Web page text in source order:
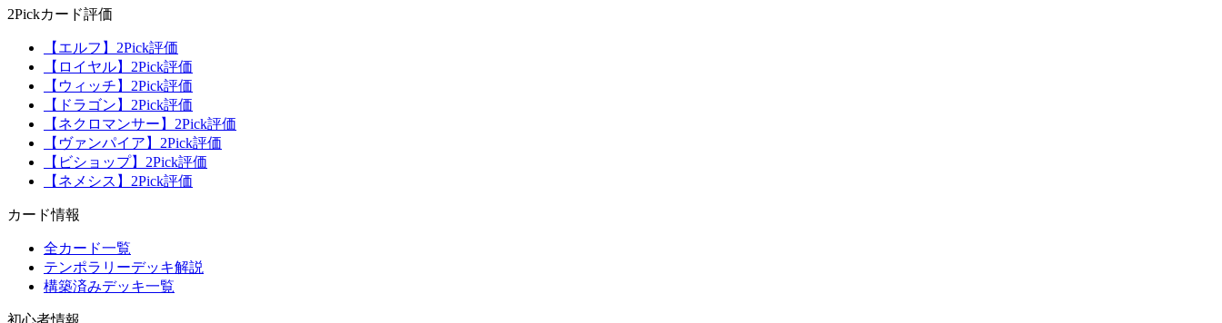
2Pickカード評価
【エルフ】2Pick評価
【ロイヤル】2Pick評価
【ウィッチ】2Pick評価
【ドラゴン】2Pick評価
【ネクロマンサー】2Pick評価
【ヴァンパイア】2Pick評価
【ビショップ】2Pick評価
【ネメシス】2Pick評価
カード情報
全カード一覧
テンポラリーデッキ解説
構築済みデッキ一覧
初心者情報